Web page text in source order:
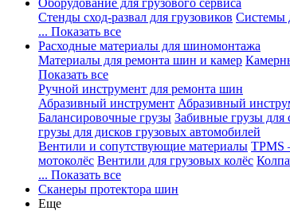
Оборудование для грузового сервиса
Стенды сход-развал для грузовиков Системы
... Показать все
Расходные материалы для шиномонтажа
Материалы для ремонта шин и камер
Показать все
Ручной инструмент для ремонта шин
Абразивный инструмент Абразивный
Балансировочные грузы Забивные грузы для
грузы для дисков грузовых автомобилей
Вентили и сопутствующие материалы TPMS
мотоколёс Вентили для грузовых колёс
... Показать все
Сканеры протектора шин
Еще